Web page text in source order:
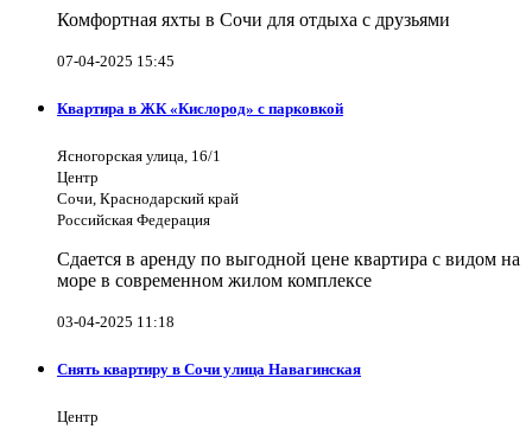
Комфортная яхты в Сочи для отдыха с друзьями
07-04-2025 15:45
Квартира в ЖК «Кислород» с парковкой
Ясногорская улица, 16/1
Центр
Сочи, Краснодарский край
Российская Федерация
Сдается в аренду по выгодной цене квартира с видом на
море в современном жилом комплексе
03-04-2025 11:18
Снять квартиру в Сочи улица Навагинская
Центр